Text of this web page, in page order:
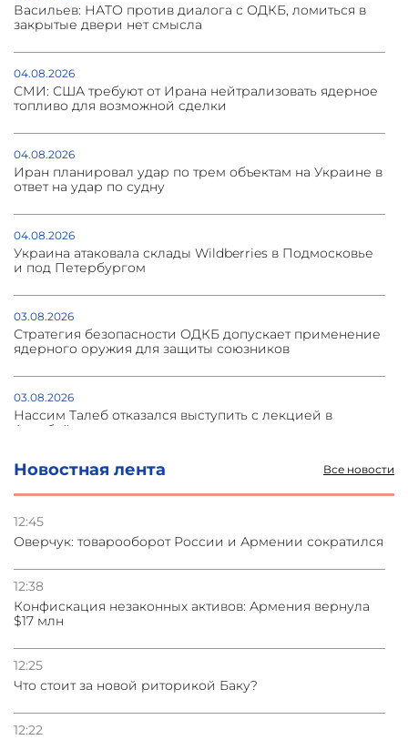
Новостная лента Все новости
12:45
Оверчук: товарооборот России и Армении сократился
12:38
Конфискация незаконных активов: Армения вернула
$17 млн
12:25
Что стоит за новой риторикой Баку?
12:22
Васильев: НАТО против диалога с ОДКБ, ломиться в
закрытые двери нет смысла
04.08.2026
СМИ: США требуют от Ирана нейтрализовать ядерное
топливо для возможной сделки
04.08.2026
Иран планировал удар по трем объектам на Украине в
ответ на удар по судну
04.08.2026
Украина атаковала склады Wildberries в Подмосковье
и под Петербургом
03.08.2026
Стратегия безопасности ОДКБ допускает применение
ядерного оружия для защиты союзников
03.08.2026
Нассим Талеб отказался выступить с лекцией в
Азербайджане
31.07.2026
Сотрудничество и очереди – детали визита главы
вызовы – минэкономики Грузии
Трамп готов дать шанс переговорам с Ираном при
условии прекращения огня